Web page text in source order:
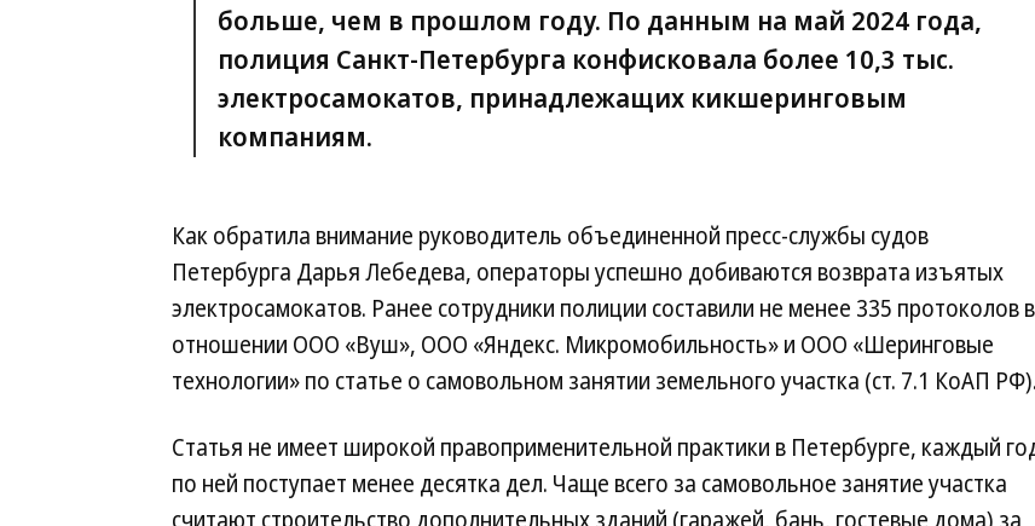
больше, чем в прошлом году. По данным на май 2024 года,
полиция Санкт-Петербурга конфисковала более 10,3 тыс.
электросамокатов, принадлежащих кикшеринговым
компаниям.
Как обратила внимание руководитель объединенной пресс-службы судов
Петербурга Дарья Лебедева, операторы успешно добиваются возврата изъятых
электросамокатов. Ранее сотрудники полиции составили не менее 335 протоколов в
отношении ООО «Вуш», ООО «Яндекс. Микромобильность» и ООО «Шеринговые
технологии» по статье о самовольном занятии земельного участка (ст. 7.1 КоАП РФ).
Статья не имеет широкой правоприменительной практики в Петербурге, каждый
по ней поступает менее десятка дел. Чаще всего за самовольное занятие участка